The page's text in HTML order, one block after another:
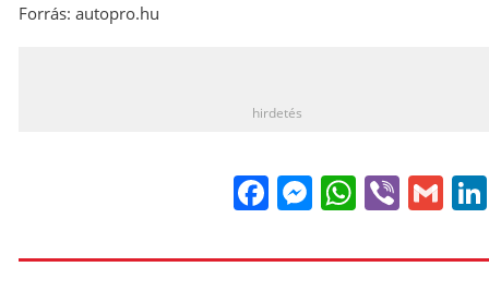
Forrás: autopro.hu
hirdetés
FacebookViber